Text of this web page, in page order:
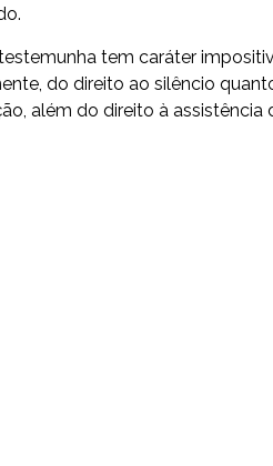
tem caráter
do direito ao silêncio
além do direito à assistência